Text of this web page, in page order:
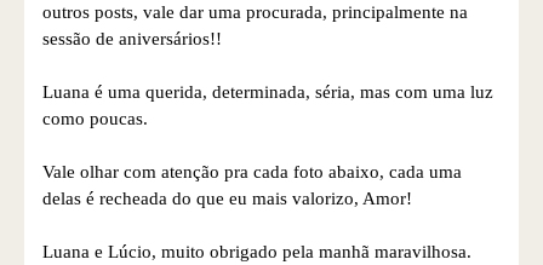
outros posts, vale dar uma procurada, principalmente na
sessão de aniversários!!
Luana é uma querida, determinada, séria, mas com uma luz
como poucas.
Vale olhar com atenção pra cada foto abaixo, cada uma
delas é recheada do que eu mais valorizo, Amor!
Luana e Lúcio, muito obrigado pela manhã maravilhosa.